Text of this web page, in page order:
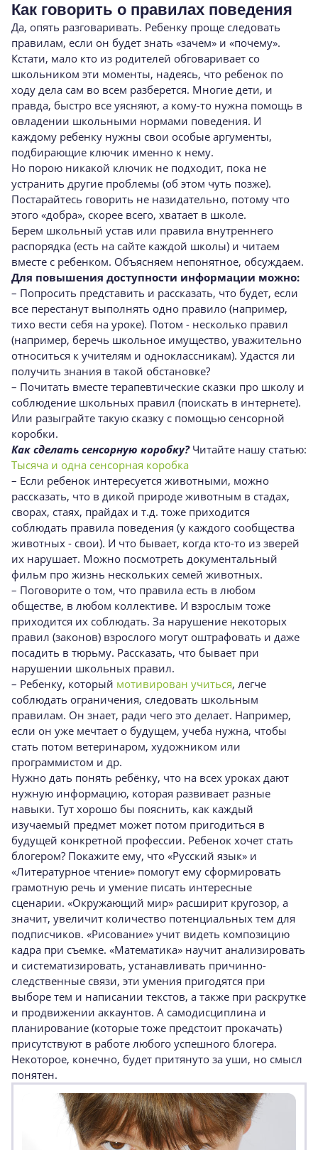
Как говорить о правилах поведения
Да, опять разговаривать. Ребенку проще следовать
правилам, если он будет знать «зачем» и «почему».
Кстати, мало кто из родителей обговаривает со
школьником эти моменты, надеясь, что ребенок по
ходу дела сам во всем разберется. Многие дети, и
правда, быстро все уясняют, а кому-то нужна помощь в
овладении школьными нормами поведения. И
каждому ребенку нужны свои особые аргументы,
подбирающие ключик именно к нему.
Но порою никакой ключик не подходит, пока не
устранить другие проблемы (об этом чуть позже).
Постарайтесь говорить не назидательно, потому что
этого «добра», скорее всего, хватает в школе.
Берем школьный устав или правила внутреннего
распорядка (есть на сайте каждой школы) и читаем
вместе с ребенком. Объясняем непонятное, обсуждаем.
Для повышения доступности информации можно:
– Попросить представить и рассказать, что будет, если
все перестанут выполнять одно правило (например,
тихо вести себя на уроке). Потом - несколько правил
(например, беречь школьное имущество, уважительно
относиться к учителям и одноклассникам). Удастся ли
получить знания в такой обстановке?
– Почитать вместе терапевтические сказки про школу и
соблюдение школьных правил (поискать в интернете).
Или разыграйте такую сказку с помощью сенсорной
коробки.
Как сделать сенсорную коробку?Читайте нашу статью:
Тысяча и одна сенсорная коробка
– Если ребенок интересуется животными, можно
рассказать, что в дикой природе животным в стадах,
сворах, стаях, прайдах и т.д. тоже приходится
соблюдать правила поведения (у каждого сообщества
животных - свои). И что бывает, когда кто-то из зверей
их нарушает. Можно посмотреть документальный
фильм про жизнь нескольких семей животных.
– Поговорите о том, что правила есть в любом
обществе, в любом коллективе. И взрослым тоже
приходится их соблюдать. За нарушение некоторых
правил (законов) взрослого могут оштрафовать и даже
посадить в тюрьму. Рассказать, что бывает при
нарушении школьных правил.
– Ребенку, который мотивирован учиться, легче
соблюдать ограничения, следовать школьным
правилам. Он знает, ради чего это делает. Например,
если он уже мечтает о будущем, учеба нужна, чтобы
стать потом ветеринаром, художником или
программистом и др.
Нужно дать понять ребёнку, что на всех уроках дают
нужную информацию, которая развивает разные
навыки. Тут хорошо бы пояснить, как каждый
изучаемый предмет может потом пригодиться в
будущей конкретной профессии. Ребенок хочет стать
блогером? Покажите ему, что «Русский язык» и
«Литературное чтение» помогут ему сформировать
грамотную речь и умение писать интересные
сценарии. «Окружающий мир» расширит кругозор, а
значит, увеличит количество потенциальных тем для
подписчиков. «Рисование» учит видеть композицию
кадра при съемке. «Математика» научит анализировать
и систематизировать, устанавливать причинно-
следственные связи, эти умения пригодятся при
выборе тем и написании текстов, а также при раскрутке
и продвижении аккаунтов. А самодисциплина и
планирование (которые тоже предстоит прокачать)
присутствуют в работе любого успешного блогера.
Некоторое, конечно, будет притянуто за уши, но смысл
понятен.